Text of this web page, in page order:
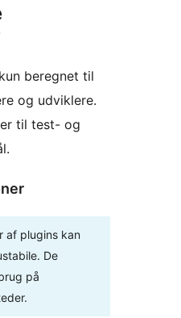
beregnet til
og udviklere.
til test- og
af plugins kan
De
på